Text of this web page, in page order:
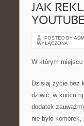
JAK
POSTED BY
WYŁĄCZONA
W którym
Dzisiaj życie bez
dziwić, w końcu
dodatek
nie było